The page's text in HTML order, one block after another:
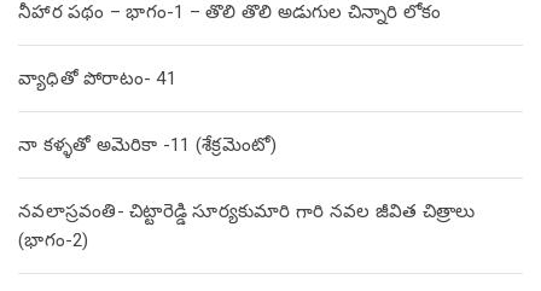
నీహార పథం – భాగం-1 – తొలి తొలి అడుగుల చిన్నారి లోకం
వ్యాధితో పోరాటం- 41
నా కళ్ళతో అమెరికా -11 (శేక్రమెంటో)
నవలాస్రవంతి- చిట్టారెడ్డి సూర్యకుమారి గారి నవల జీవిత చిత్రాలు
(భాగం-2)